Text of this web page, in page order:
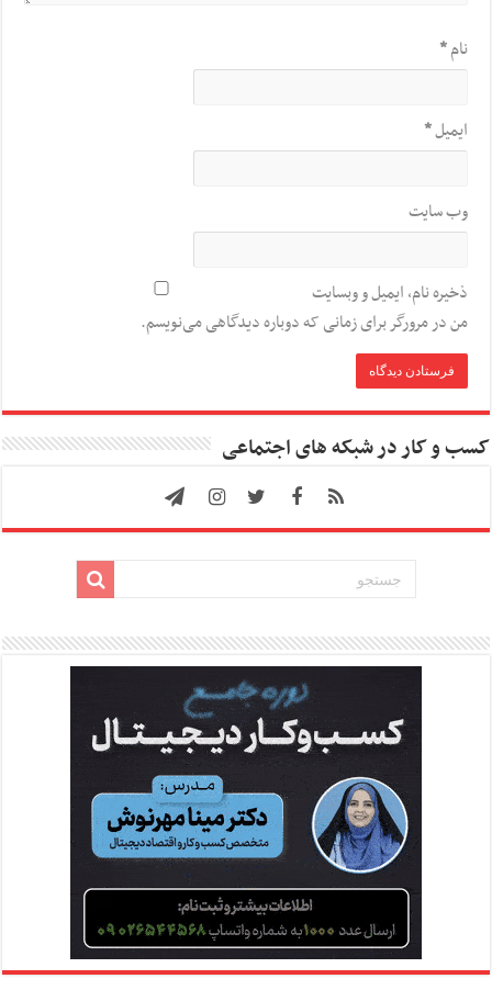
نام*
ایمیل*
وب‌ سایت
ذخیره نام، ایمیل و وبسایت
من در مرورگر برای زمانی که دوباره دیدگاهی می‌نویسم.
کسب و کار در شبکه های اجتماعی